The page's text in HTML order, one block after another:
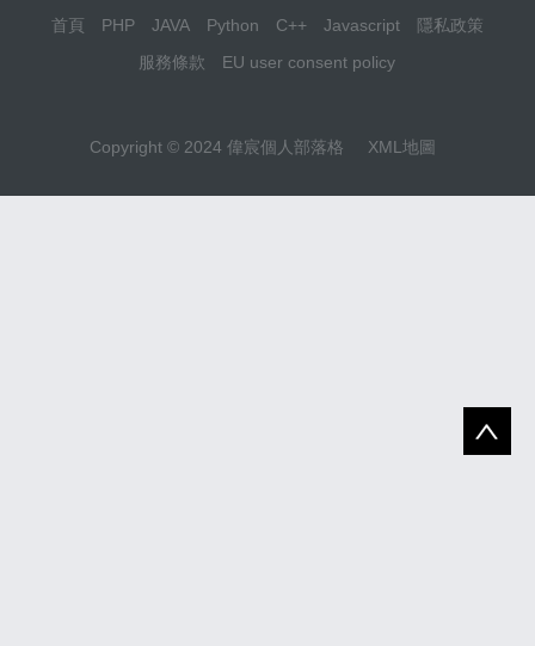
首頁 PHP JAVA Python C++ Javascript
隱私政策
服務條款
EU user consent policy
Copyright © 2024 偉宸個人部落格 XML地圖